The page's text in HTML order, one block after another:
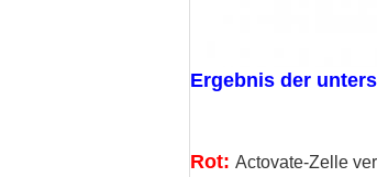
Ergebnis der
Rot: Actovate-Zelle